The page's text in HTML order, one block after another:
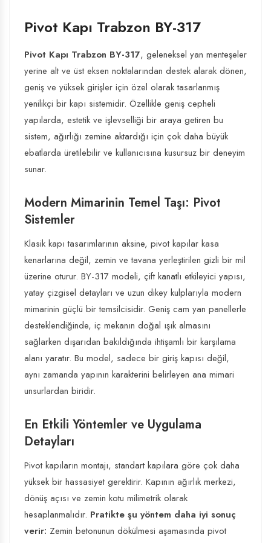
Pivot Kapı Trabzon BY-317
Pivot Kapı Trabzon BY-317, geleneksel yan menteşeler
yerine alt ve üst eksen noktalarından destek alarak dönen,
geniş ve yüksek girişler için özel olarak tasarlanmış
yenilikçi bir kapı sistemidir. Özellikle geniş cepheli
yapılarda, estetik ve işlevselliği bir araya getiren bu
sistem, ağırlığı zemine aktardığı için çok daha büyük
ebatlarda üretilebilir ve kullanıcısına kusursuz bir deneyim
sunar.
Modern Mimarinin Temel Taşı: Pivot
Sistemler
Klasik kapı tasarımlarının aksine, pivot kapılar kasa
kenarlarına değil, zemin ve tavana yerleştirilen gizli bir mil
üzerine oturur. BY-317 modeli, çift kanatlı etkileyici yapısı,
yatay çizgisel detayları ve uzun dikey kulplarıyla modern
mimarinin güçlü bir temsilcisidir. Geniş cam yan panellerle
desteklendiğinde, iç mekanın doğal ışık almasını
sağlarken dışarıdan bakıldığında ihtişamlı bir karşılama
alanı yaratır. Bu model, sadece bir giriş kapısı değil,
aynı zamanda yapının karakterini belirleyen ana mimari
unsurlardan biridir.
En Etkili Yöntemler ve Uygulama
Detayları
Pivot kapıların montajı, standart kapılara göre çok daha
yüksek bir hassasiyet gerektirir. Kapının ağırlık merkezi,
dönüş açısı ve zemin kotu milimetrik olarak
hesaplanmalıdır. Pratikte şu yöntem daha iyi sonuç
verir: Zemin betonunun dökülmesi aşamasında pivot